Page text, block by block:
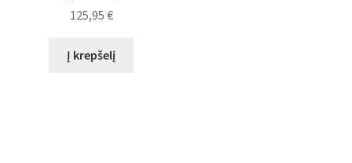
125,95 €
Į krepšelį